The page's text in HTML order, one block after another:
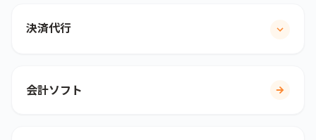
決済代行
会計ソフト